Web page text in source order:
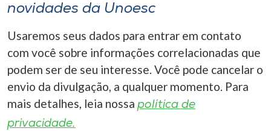
novidades da Unoesc
Usaremos seus dados para entrar em contato
com você sobre informações correlacionadas que
podem ser de seu interesse. Você pode cancelar o
envio da divulgação, a qualquer momento. Para
mais detalhes, leia nossa política de
privacidade.